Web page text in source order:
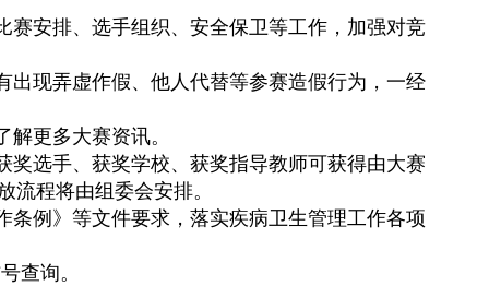
安排、选手组织、安全保卫等工作，加强对竞
现弄虚作假、他人代替等参赛造假行为，一经
更多大赛资讯。
选手、获奖学校、获奖指导教师可获得由大赛
程将由组委会安排。
例》等文件要求，落实疾病卫生管理工作各项
查询。